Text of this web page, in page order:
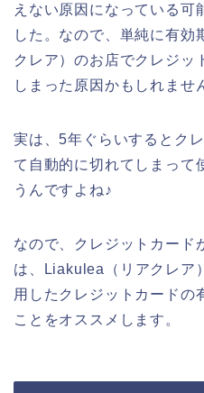
えない原因になっている可
した。なので、単純に有
クレア）のお店でクレジッ
しまった原因かもしれませ
実は、5年ぐらいするとク
て自動的に切れてしまって
うんですよね♪
なので、クレジットカード
は、Liakulea（リアクレア
用したクレジットカードの
ことをオススメします。